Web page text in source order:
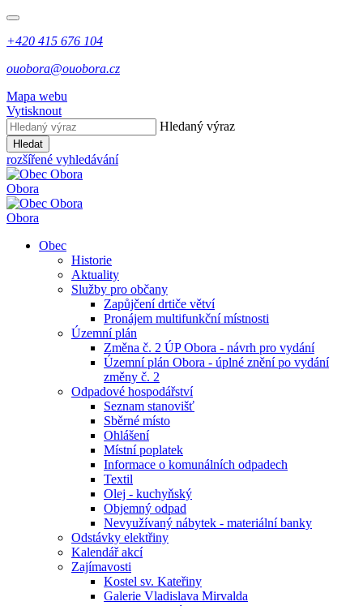
+420 415 676 104
ouobora@ouobora.cz
Mapa webu
Vytisknout
Hledaný výraz
Hledat
rozšířené vyhledávání
Obora
Obora
Obec
Historie
Aktuality
Služby pro občany
Zapůjčení drtiče větví
Pronájem multifunkční místnosti
Územní plán
Změna č. 2 ÚP Obora - návrh pro vydání
Územní plán Obora - úplné znění po vydání
změny č. 2
Odpadové hospodářství
Seznam stanovišť
Sběrné místo
Ohlášení
Místní poplatek
Informace o komunálních odpadech
Textil
Olej - kuchyňský
Objemný odpad
Nevyužívaný nábytek - materiální banky
Odstávky elektřiny
Kalendář akcí
Zajímavosti
Kostel sv. Kateřiny
Galerie Vladislava Mirvalda